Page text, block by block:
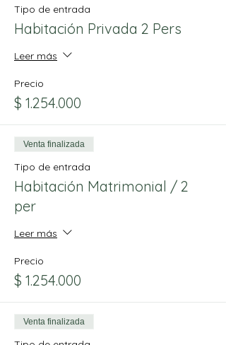
Tipo de entrada
Habitación Privada 2 Pers
Leer más
Precio
$ 1.254.000
Venta finalizada
Tipo de entrada
Habitación Matrimonial / 2
per
Leer más
Precio
$ 1.254.000
Venta finalizada